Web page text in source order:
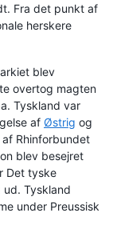
Fra det punkt af
herskere
blev
overtog magten
Tyskland var
af Østrig og
Rhinforbundet
blev besejret
Det tyske
Tyskland
under Preussisk